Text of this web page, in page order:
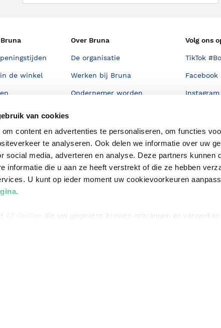
van cookies
content en advertenties te personaliseren, om functies
te analyseren. Ook delen we informatie over uw
social media, adverteren en analyse. Deze partners kunnen
informatie die u aan ze heeft verstrekt of die ze hebben
U kunt op ieder moment uw cookievoorkeuren
.
42 derden die uw gegevens kunnen ontvangen en verwerken.
de winkel
Over Bruna
De organisatie
Werken bij Bruna
Ondernemer worden
Responsible Disclosure
Blog
Volg ons
TikTok
Facebook
Instagram